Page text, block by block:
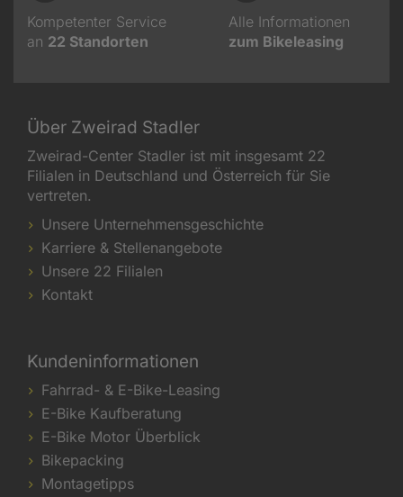
Kompetenter Service
an 22 Standorten
Alle Informationen
zum Bikeleasing
Über Zweirad Stadler
Zweirad-Center Stadler ist mit insgesamt 22
Filialen in Deutschland und Österreich für Sie
vertreten.
Unsere Unternehmensgeschichte
Karriere & Stellenangebote
Unsere 22 Filialen
Kontakt
Kundeninformationen
Fahrrad- & E-Bike-Leasing
E-Bike Kaufberatung
E-Bike Motor Überblick
Bikepacking
Montagetipps